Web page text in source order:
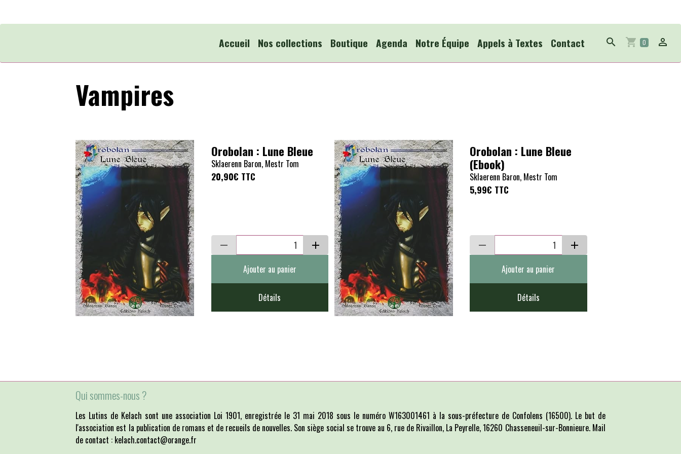
Accueil Nos collections Boutique Agenda Notre Équipe Appels à Textes Contact 0
Vampires
Orobolan : Lune Bleue
Sklaerenn Baron, Mestr Tom
20,90€ TTC
Ajouter au panier
Détails
Orobolan : Lune Bleue
(Ebook)
Sklaerenn Baron, Mestr Tom
5,99€ TTC
Ajouter au panier
Détails
Qui sommes-nous ?
Les Lutins de Kelach sont une association Loi 1901, enregistrée le 31 mai 2018 sous le numéro W163001461 à la sous-préfecture de Confolens (16500). Le but de
l'association est la publication de romans et de recueils de nouvelles. Son siège social se trouve au 6, rue de Rivaillon, La Peyrelle, 16260 Chasseneuil-sur-Bonnieure. Mail
de contact : kelach.contact@orange.fr